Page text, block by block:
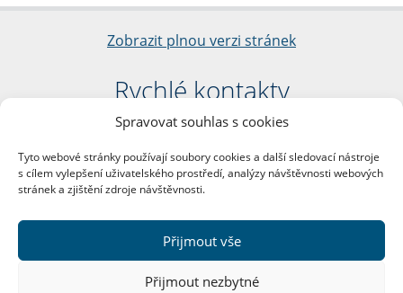
Spravovat souhlas s cookies
Tyto webové stránky používají soubory cookies a další sledovací nástroje
s cílem vylepšení uživatelského prostředí, analýzy návštěvnosti webových
stránek a zjištění zdroje návštěvnosti.
Přijmout vše
Přijmout nezbytné
Zobrazit plnou verzi stránek
Rychlé kontakty
Filozofická fakulta
nám. Jana Palacha 1/2
116 38 Praha 1
DIČ: CZ00216208
Další kontakty